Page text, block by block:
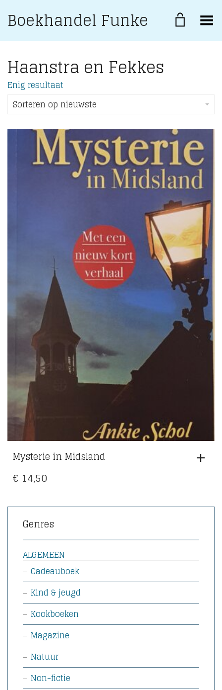
Boekhandel Funke Toggle Menu
Haanstra en Fekkes
Enig resultaat
Sorteren op nieuwste
Mysterie in Midsland
€ 14,50
Genres
ALGEMEEN
Cadeauboek
Kind & jeugd
Kookboeken
Magazine
Natuur
Non-fictie